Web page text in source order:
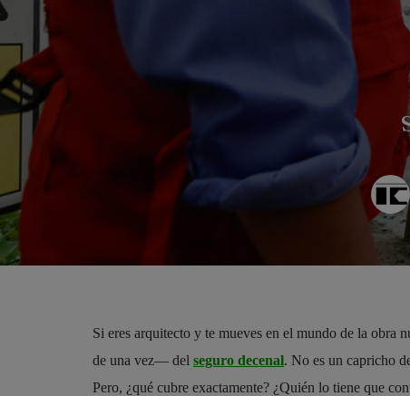
Si eres arquitecto y te mueves en el mundo de la obra
de una vez— del seguro decenal. No es un capricho
Pero, ¿qué cubre exactamente? ¿Quién lo tiene que